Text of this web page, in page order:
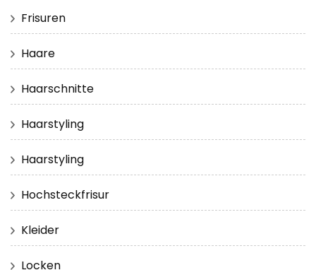
Frisuren
Haare
Haarschnitte
Haarstyling
Haarstyling
Hochsteckfrisur
Kleider
Locken